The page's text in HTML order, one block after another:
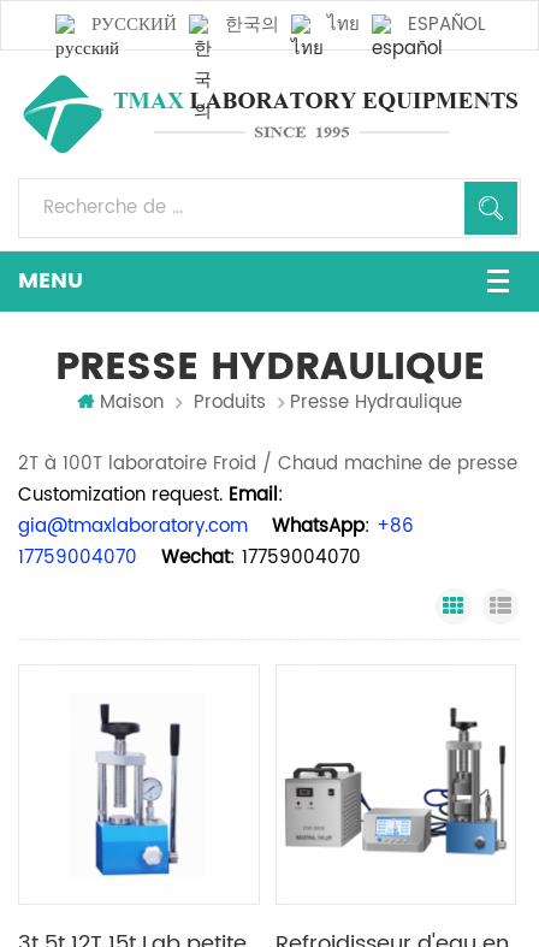
РУССКИЙ 한국의 ไทย ESPAÑOL
PRESSE HYDRAULIQUE
Maison Produits Presse Hydraulique
2T à 100T laboratoire Froid / Chaud machine de presse
Customization request. Email:
gia@tmaxlaboratory.com
WhatsApp: +86
17759004070
Wechat: 17759004070
Grid